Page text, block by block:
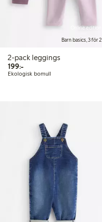
Online edition
Barn basics, 3 för 2
2-pack leggings
199:-199,00 kr
Ekologisk bomull